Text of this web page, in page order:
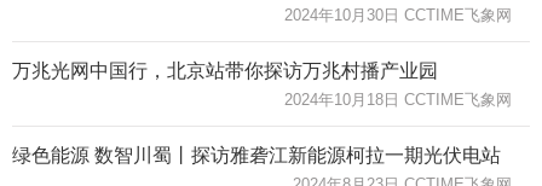
2024年10月30日 CCTIME飞象网
万兆光网中国行，北京站带你探访万兆村播产业园
2024年10月18日 CCTIME飞象网
绿色能源 数智川蜀丨探访雅砻江新能源柯拉一期光伏电站